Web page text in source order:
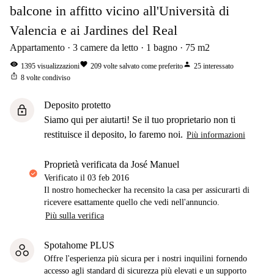
balcone in affitto vicino all'Università di
Valencia e ai Jardines del Real
Appartamento 3 camere da letto 1 bagno 75 m2
visibility 1395 visualizzazionifavorite 209 volte salvato come preferitoperson 25 interessato
ios_share 8 volte condiviso
lock
Deposito protetto
Siamo qui per aiutarti! Se il tuo proprietario non ti
restituisce il deposito, lo faremo noi. Più informazioni
proprietà verificata da José Manuel
Verificato il 03 feb 2016
Il nostro homechecker ha recensito la casa per assicurarti di
ricevere esattamente quello che vedi nell'annuncio.
Più sulla verifica
Spotahome PLUS
Offre l'esperienza più sicura per i nostri inquilini fornendo
accesso agli standard di sicurezza più elevati e un supporto